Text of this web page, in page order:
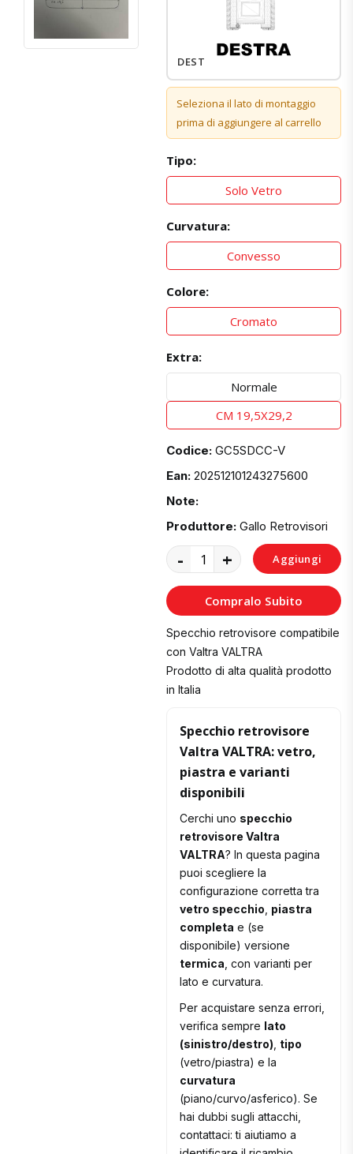
DESTRO
Seleziona il lato di montaggio
prima di aggiungere al carrello
Tipo:
Solo Vetro
Curvatura:
Convesso
Colore:
Cromato
Extra:
Normale
CM 19,5X29,2
Codice: GC5SDCC-V
Ean: 202512101243275600
Note:
Produttore: Gallo Retrovisori
- + Aggiungi
al
Carrello
Compralo Subito
Specchio retrovisore compatibile
con Valtra VALTRA
Prodotto di alta qualità prodotto
in Italia
Specchio retrovisore
Valtra VALTRA: vetro,
piastra e varianti
disponibili
Cerchi uno specchio
retrovisore Valtra
VALTRA? In questa pagina
puoi scegliere la
configurazione corretta tra
vetro specchio piastra
completa e (se
disponibile) versione
termica , con varianti per
lato e curvatura.
Per acquistare senza errori,
verifica sempre lato
(sinistro/destro) tipo
(vetro/piastra) e la
curvatura
(piano/curvo/asferico). Se
hai dubbi sugli attacchi,
contattaci: ti aiutiamo a